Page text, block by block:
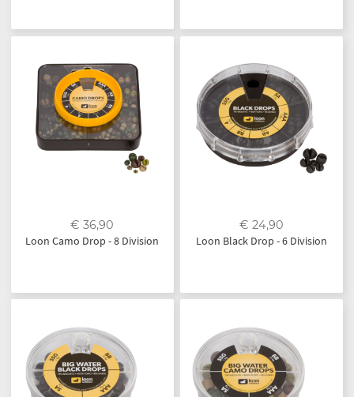
€ 36,90
Loon Camo Drop - 8 Division
€ 24,90
Loon Black Drop - 6 Division